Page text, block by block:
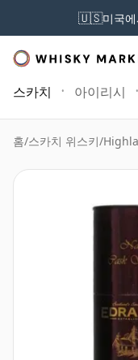
🇺🇸미국
스카치 아이리시
홈/스카치 위스키/